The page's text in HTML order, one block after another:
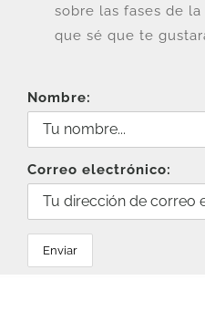
sobre las fases de
que sé que te
Nombre:
Correo electrónico: